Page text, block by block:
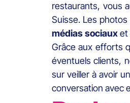
restaurants, vous
Suisse. Les
médias sociauxet
Grâce aux efforts
éventuels clients,
sur veiller à avoir
conversation avec